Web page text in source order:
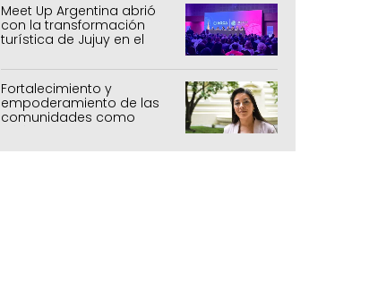
Meet Up Argentina abrió
con la transformación
turística de Jujuy en el
Fortalecimiento y
empoderamiento de las
comunidades como